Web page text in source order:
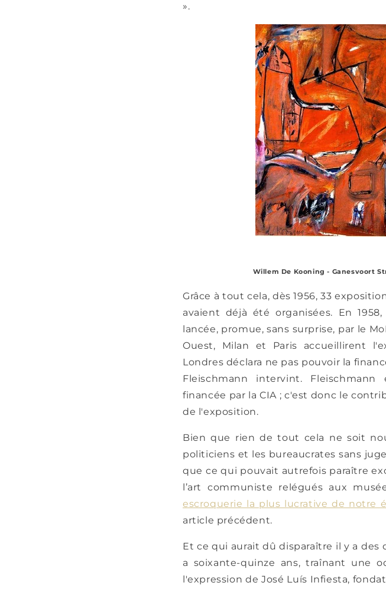
».
Willem De Kooning - Ganesvoort
Grâce à tout cela, dès 1956, 33
avaient déjà été organisées. En
lancée, promue, sans surprise, par le
Ouest, Milan et Paris accueillirent
Londres déclara ne pas pouvoir la
Fleischmann intervint.
financée par la CIA ; c'est donc le
de l'exposition.
Bien que rien de tout cela ne soit
politiciens et les bureaucrates sans
que ce qui pouvait autrefois paraître
l’art communiste relégués aux
escroquerie la plus lucrative de notre
article précédent.
Et ce qui aurait dû disparaître il y a
a soixante-quinze ans, traînant une
l'expression de José Luís Infiesta,